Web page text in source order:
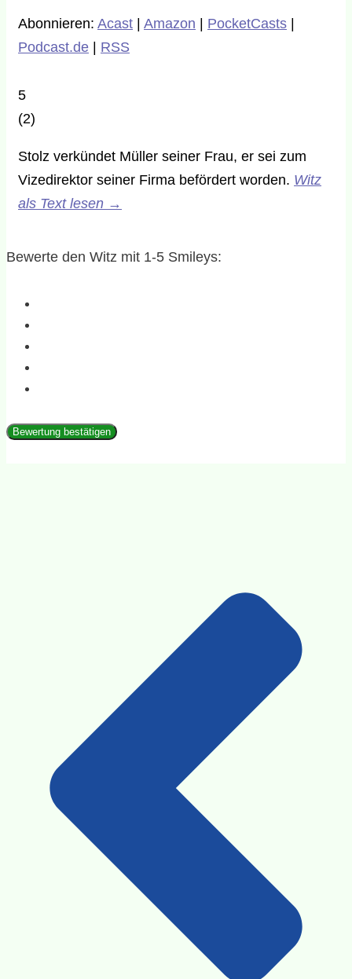
Abonnieren: Acast Amazon PocketCasts
Podcast.de
RSS
5
(2)
Stolz verkündet Müller seiner Frau, er sei zum
Vizedirektor seiner Firma befördert worden. Witz
als Text lesen →
Bewerte den Witz mit 1-5 Smileys:
Bewertung bestätigen